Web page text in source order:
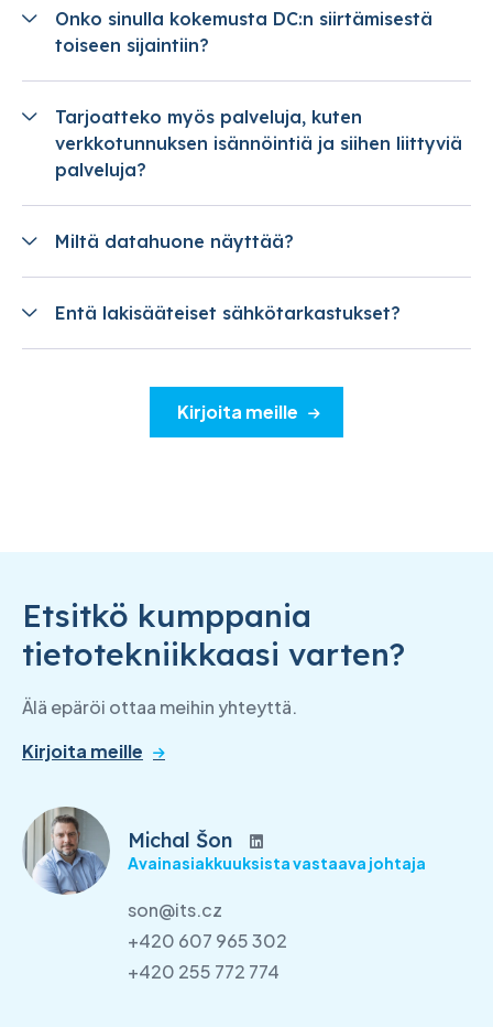
Onko sinulla kokemusta DC:n siirtämisestä
toiseen sijaintiin?
Tarjoatteko myös palveluja, kuten
verkkotunnuksen isännöintiä ja siihen liittyviä
palveluja?
Miltä datahuone näyttää?
Entä lakisääteiset sähkötarkastukset?
Kirjoita meille
Etsitkö kumppania
tietotekniikkaasi varten?
Älä epäröi ottaa meihin yhteyttä.
Kirjoita meille
Michal Šon
Avainasiakkuuksista vastaava johtaja
son@its.cz
+420 607 965 302
+420 255 772 774